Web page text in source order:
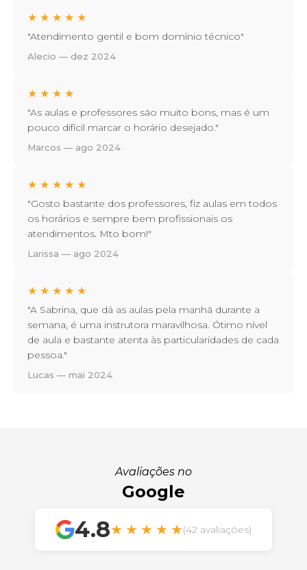
★ ★ ★ ★ ★
"Atendimento gentil e bom domínio técnico"
Alecio — dez 2024
★ ★ ★ ★
"As aulas e professores são muito bons, mas é um
pouco difícil marcar o horário desejado."
Marcos — ago 2024
★ ★ ★ ★ ★
"Gosto bastante dos professores, fiz aulas em todos
os horários e sempre bem profissionais os
atendimentos. Mto bom!"
Larissa — ago 2024
★ ★ ★ ★ ★
"A Sabrina, que dá as aulas pela manhã durante a
semana, é uma instrutora maravilhosa. Ótimo nível
de aula e bastante atenta às particularidades de cada
pessoa."
Lucas — mai 2024
Avaliações no
Google
4.8★ ★ ★ ★ ★(42 avaliações)